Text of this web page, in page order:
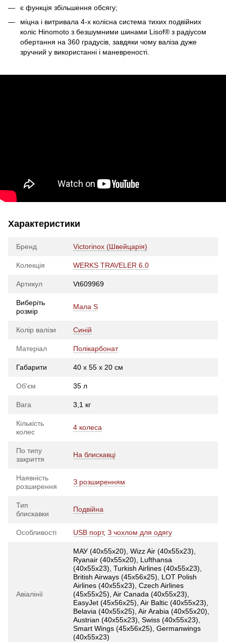
є функція збільшення обсягу;
міцна і витривала 4-х колісна система тихих подвійних
коліс Hinomoto з безшумними шинами Lisof® з радіусом
обертання на 360 градусів, завдяки чому валіза дуже
зручний у використанні і маневреності.
Характеристики
Бренд Victorinox (Швейцарія)
Колекція WERKS TRAVELER 6.0
Артикул Vt609969
Виберіть
розмір
Мала S
Колір валізи Синій
Матеріал Полікарбонат
Габарити 40 х 55 х 20 см
Об'єм 35 л
Вага 3,1 кг
Кількість
колес
4 колеса
По типу
закриття
На блискавці
Наявність
розширення
З розширенням
Тип
блискавки
Подвійна
Особливості USB порт, З чохлом для одягу
Авіалінії
МАУ (40х55х20), Wizz Air (40х55х23),
Ryanair (40х55х20), Lufthansa
(40х55х23), Turkish Airlines (40x55x23),
British Airways (45x56x25), LOT Polish
Airlines (40x55x23), Czech Airlines
(45x55x25), Air Canada (40x55x23),
EasyJet (45х56х25), Air Baltic (40x55x23),
Belavia (40х55х25), Air Arabia (40х55х20),
Austrian (40x55x23), Swiss (40x55x23),
Smart Wings (45x56x25), Germanwings
(40x55x23)